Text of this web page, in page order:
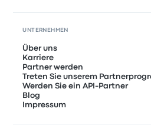
UNTERNEHMEN
Über uns
Karriere
Partner werden
Treten Sie unserem
Werden Sie ein API-Partner
Blog
Impressum